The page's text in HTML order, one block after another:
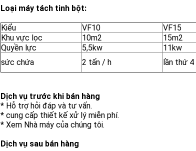
Loại máy tách tinh bột:
Kiểu VF10 VF15
Khu vực lọc
10m2 15m2
Quyền lực
5,5kw 11kw
sức chứa
2 tấn / h lần thứ 4
Dịch vụ trước khi bán hàng
* Hỗ trợ hỏi đáp và tư vấn.
* cung cấp thiết kế xử lý miễn phí.
* Xem Nhà máy của chúng tôi.
Dịch vụ sau bán hàng